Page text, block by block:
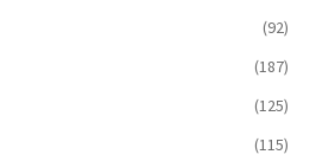
(92)
(187)
(125)
(115)